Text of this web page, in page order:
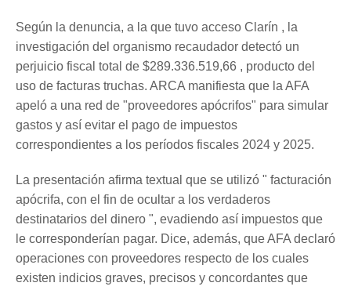
Según la denuncia, a la que tuvo acceso Clarín , la
investigación del organismo recaudador detectó un
perjuicio fiscal total de $289.336.519,66 , producto del
uso de facturas truchas. ARCA manifiesta que la AFA
apeló a una red de "proveedores apócrifos" para simular
gastos y así evitar el pago de impuestos
correspondientes a los períodos fiscales 2024 y 2025.
La presentación afirma textual que se utilizó " facturación
apócrifa, con el fin de ocultar a los verdaderos
destinatarios del dinero ", evadiendo así impuestos que
le corresponderían pagar. Dice, además, que AFA declaró
operaciones con proveedores respecto de los cuales
existen indicios graves, precisos y concordantes que